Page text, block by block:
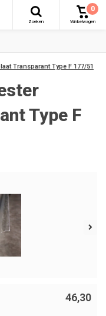
Zoeken
0
Winkelwagen
Transparant Type F 177/51
Type F
46,30